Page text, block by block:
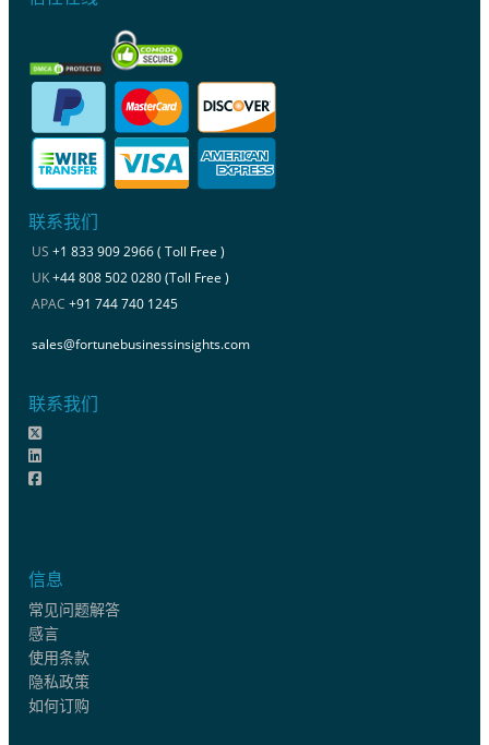
联系我们
US +1 833 909 2966 ( Toll Free )
UK+44 808 502 0280 (Toll Free )
APAC +91 744 740 1245
sales@fortunebusinessinsights.com
联系我们
信息
常见问题解答
感言
使用条款
隐私政策
如何订购